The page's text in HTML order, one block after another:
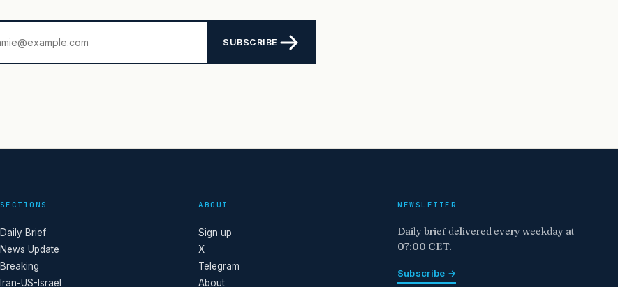
SUBSCRIBE
SECTIONS
Daily Brief
News Update
Breaking
Iran-US-Israel
ABOUT
Sign up
X
Telegram
About
NEWSLETTER
Daily brief delivered every weekday at
07:00 CET.
Subscribe →